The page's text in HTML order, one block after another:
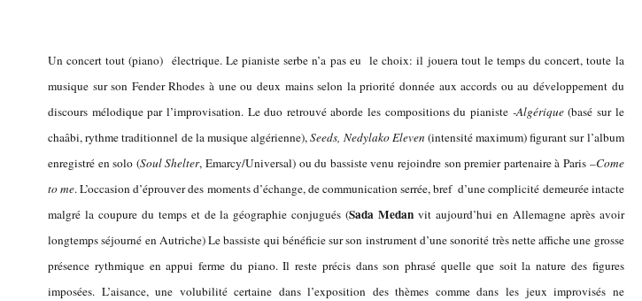
Un concert tout (piano) électrique. Le pianiste serbe n’a pas eu le choix: il jouera tout le temps du concert, toute la
musique sur son Fender Rhodes à une ou deux mains selon la priorité donnée aux accords ou au développement du
discours mélodique par l’improvisation. Le duo retrouvé aborde les compositions du pianiste -Algérique(basé sur le
chaâbi, rythme traditionnel de la musique algérienne),Seeds, Nedylako Eleven (intensité maximum) figurant sur l’album
enregistré en solo (Soul Shelter, Emarcy/Universal) ou du bassiste venu rejoindre son premier partenaire à Paris –Come
to me. L’occasion d’éprouver des moments d’échange, de communication serrée, bref d’une complicité demeurée intacte
malgré la coupure du temps et de la géographie conjugués (Sada Medan vit aujourd’hui en Allemagne après avoir
longtemps séjourné en Autriche) Le bassiste qui bénéficie sur son instrument d’une sonorité très nette affiche une grosse
présence rythmique en appui ferme du piano. Il reste précis dans son phrasé quelle que soit la nature des figures
imposées. L’aisance, une volubilité certaine dans l’exposition des thèmes comme dans les jeux improvisés ne